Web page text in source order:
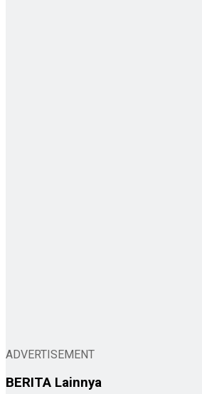
ADVERTISEMENT
BERITA Lainnya